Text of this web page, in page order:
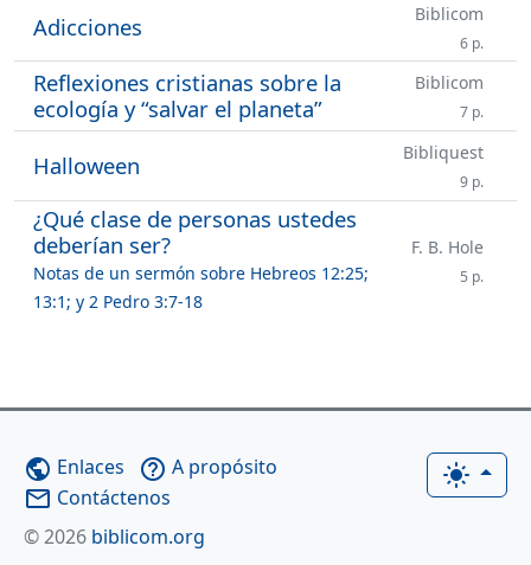
Adicciones Biblicom
6 p.
Reflexiones cristianas sobre la
ecología y “salvar el planeta”
Biblicom
7 p.
Halloween Bibliquest
9 p.
¿Qué clase de personas ustedes
deberían ser?
Notas de un sermón sobre Hebreos 12:25;
13:1; y 2 Pedro 3:7-18
F. B. Hole
5 p.
light_mode
public Enlaces help_outline A propósito
mail_outline Contáctenos
© 2026 biblicom.org